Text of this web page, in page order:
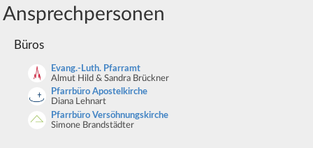
Ansprechpersonen
Büros
Evang.-Luth. Pfarramt
Almut Hild & Sandra Brückner
Pfarrbüro Apostelkirche
Diana Lehnart
Pfarrbüro Versöhnungskirche
Simone Brandstädter